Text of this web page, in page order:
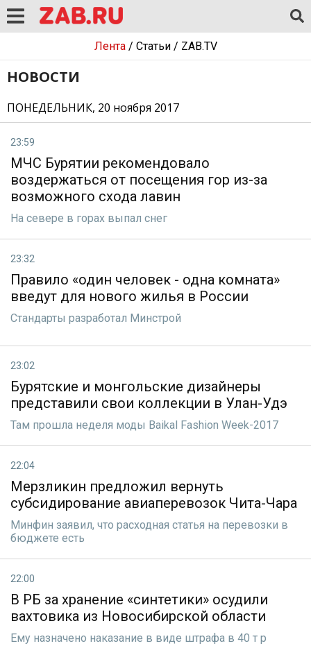
Лента/ Статьи/ ZAB.TV
НОВОСТИ
ПОНЕДЕЛЬНИК, 20 ноября 2017
23:59
МЧС Бурятии рекомендовало
воздержаться от посещения гор из-за
возможного схода лавин
На севере в горах выпал снег
23:32
Правило «один человек - одна комната»
введут для нового жилья в России
Стандарты разработал Минстрой
23:02
Бурятские и монгольские дизайнеры
представили свои коллекции в Улан-Удэ
Там прошла неделя моды Baikal Fashion Week-2017
22:04
Мерзликин предложил вернуть
субсидирование авиаперевозок Чита-Чара
Минфин заявил, что расходная статья на перевозки в
бюджете есть
22:00
В РБ за хранение «синтетики» осудили
вахтовика из Новосибирской области
Ему назначено наказание в виде штрафа в 40 т р